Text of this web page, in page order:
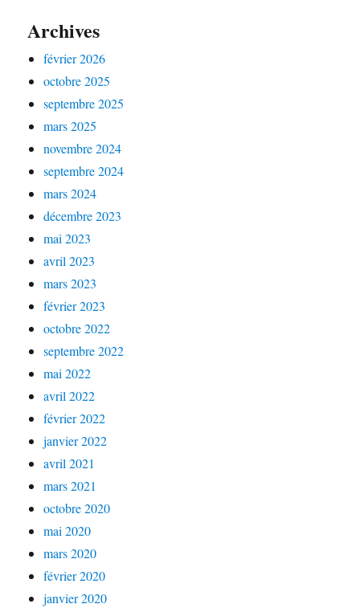
Archives
février 2026
octobre 2025
septembre 2025
mars 2025
novembre 2024
septembre 2024
mars 2024
décembre 2023
mai 2023
avril 2023
mars 2023
février 2023
octobre 2022
septembre 2022
mai 2022
avril 2022
février 2022
janvier 2022
avril 2021
mars 2021
octobre 2020
mai 2020
mars 2020
février 2020
janvier 2020